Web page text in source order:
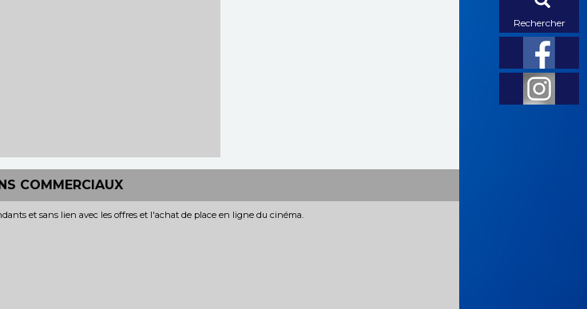
Rechercher
COMMERCIAUX
et sans lien avec les offres et l'achat de place en ligne du cinéma.